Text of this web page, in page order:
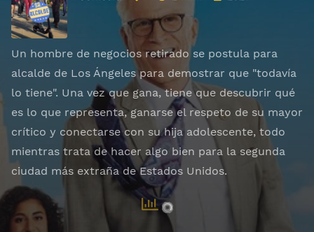
Un hombre de negocios retirado se postula para
alcalde de Los Ángeles para demostrar que "todavía
lo tiene". Una vez que gana, tiene que descubrir qué
es lo que representa, ganarse el respeto de su mayor
crítico y conectarse con su hija adolescente, todo
mientras trata de hacer algo bien para la segunda
ciudad más extraña de Estados Unidos.